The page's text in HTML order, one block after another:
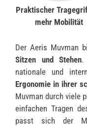
Praktischer
mehr Mobilität
Der Aeris Muvman
Sitzen und Stehen.
nationale und
Ergonomie in ihrer
Muvman durch viele
einfachen Tragen
passt sich der